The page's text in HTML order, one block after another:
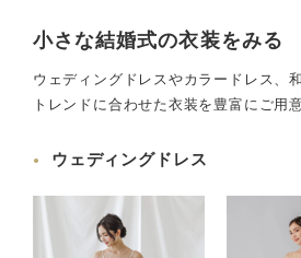
小さな結婚式の衣装をみる
ウェディングドレスやカラードレス、
トレンドに合わせた衣装を豊富にご用意
ウェディングドレス